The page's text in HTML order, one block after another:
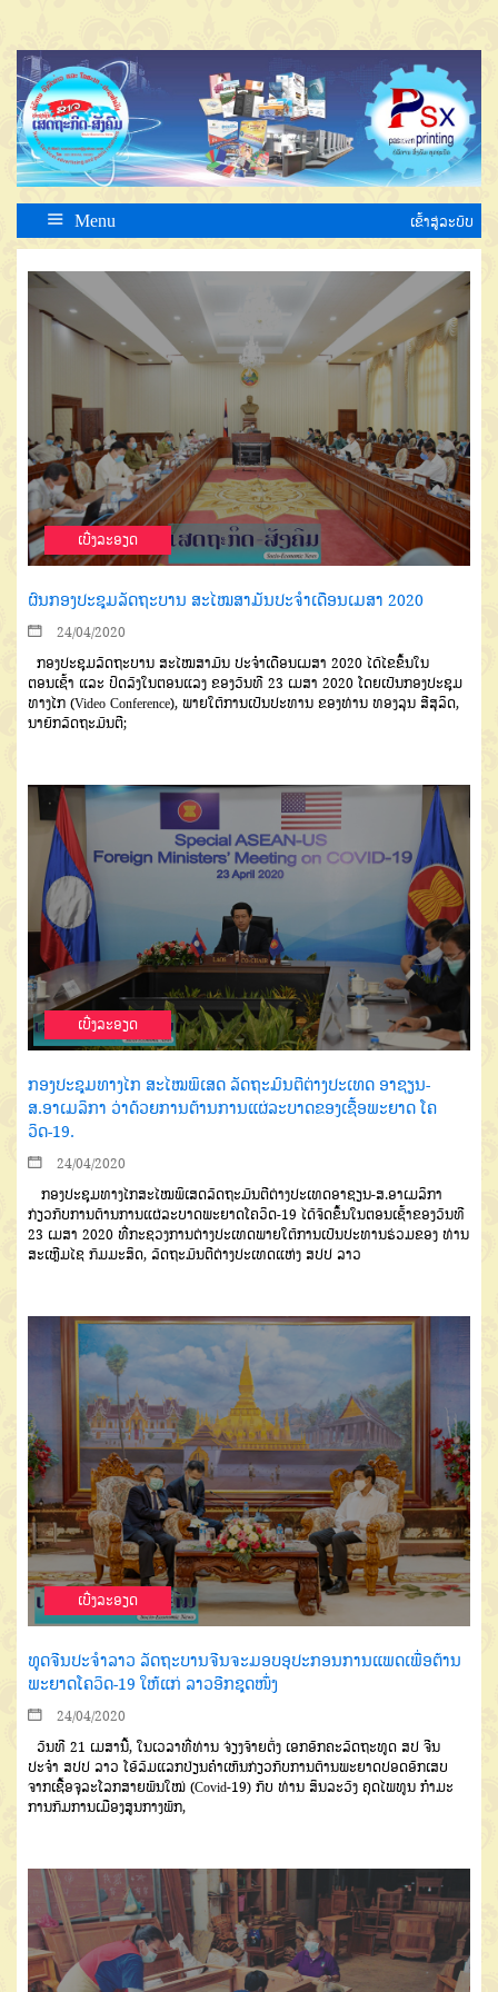
Menu ເຂົ້າສູ່ລະບົບ
ເບີ່ງລະອຽດ
ຜົນກອງປະຊຸມລັດຖະບານ ສະໄໝສາມັນປະຈຳເດືອນເມສາ 2020
24/04/2020
ກອງປະຊຸມລັດຖະບານ ສະໄໝສາມັນ ປະຈຳເດືອນເມສາ 2020 ໄດ້ໄຂຂຶ້ນໃນ
ຕອນເຊົ້າ ແລະ ປິດລົງໃນຕອນແລງ ຂອງວັນທີ 23 ເມສາ 2020 ໂດຍເປັນກອງປະຊຸມ
ທາງໄກ (Video Conference), ພາຍໃຕ້ການເປັນປະທານ ຂອງທ່ານ ທອງລຸນ ສີສຸລິດ,
ນາຍົກລັດຖະມົນຕີ;
ເບີ່ງລະອຽດ
ກອງ​ປະ​ຊຸມ​​ທາງໄກ ສະໄໝພິເສດ ​ລັດຖ​ະ​ມົນ​ຕີ​ຕ່າງ​ປະ​ເທດ ​ອາ​ຊຽນ-
ສ.ອາເມລິກາ ວ່າດ້ວຍການຕ້ານການແຜ່ລະບາດຂອງເຊື້ອພະຍາດ ໂຄ
ວິດ-19.
24/04/2020
ກອງປະຊຸມທາງໄກສະໄໝພິເສດລັດຖະມົນຕີຕ່າງປະເທດອາຊຽນ-ສ.ອາເມລິກາ
ກ່ຽວກັບການຕ້ານການແຜ່ລະບາດພະຍາດໂຄວິດ-19 ໄດ້ຈັດຂຶ້ນໃນຕອນເຊົ້າຂອງ​ວັນ​ທີ
23 ເມ​ສາ 2020 ທີ່ກະຊວງການຕ່າງປະເທດພາຍໃຕ້ການເປັນປະທານຮ່ວມຂອງ ທ່ານ
ສະເຫຼີມໄຊ ກົມມະສິດ, ລັດຖະມົນຕີຕ່າງປະເທດແຫ່ງ ສປປ ລາວ
ເບີ່ງລະອຽດ
ທູດຈີນປະຈໍາລາວ ລັດຖະບານຈີນຈະມອບອຸປະກອນການແພດເພື່ອຕ້ານ
ພະຍາດໂຄວິດ-19 ໃຫ້ແກ່ ລາວອີກຊຸດໜຶ່ງ
24/04/2020
ວັນທີ 21 ເມສານີ້, ໃນເວລາທີ່ທ່ານ ຈ່ຽງຈ້າຍຕົ່ງ ເອກອັກຄະລັດຖະທູດ ສປ ຈີນ
ປະຈຳ ສປປ ລາວ ໂອ້ລົມແລກປ່ຽນຄໍາເຫັນກ່ຽວກັບການຕ້ານພະຍາດປອດອັກເສບ
ຈາກເຊື້ອຈຸລະໂລກສາຍພັນໃໝ່ (Covid-19) ກັບ ທ່ານ ສິນລະວົງ ຄຸດໄພທູນ ກໍາມະ
ການກົມການເມືອງສູນກາງພັກ,